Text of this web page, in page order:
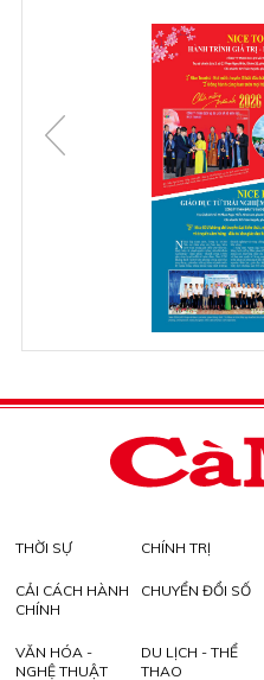
THỜI SỰ CHÍNH TRỊ
CẢI CÁCH HÀNH
CHÍNH
CHUYỂN ĐỔI SỐ
VĂN HÓA -
NGHỆ THUẬT
DU LỊCH - THỂ
THAO